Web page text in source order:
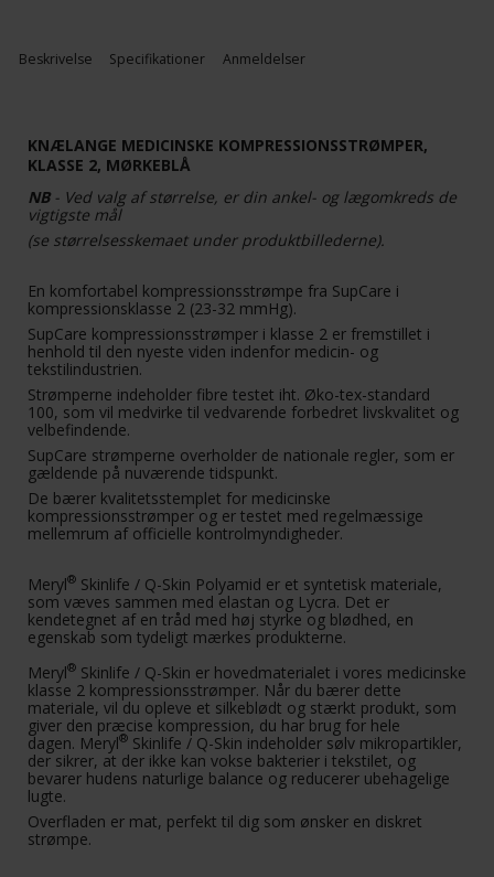
Beskrivelse Specifikationer Anmeldelser
KNÆLANGE MEDICINSKE KOMPRESSIONSSTRØMPER,
KLASSE 2, MØRKEBLÅ
NB- Ved valg af størrelse, er din ankel- og lægomkreds de
vigtigste mål
(se størrelsesskemaet under produktbillederne).
En komfortabel kompressionsstrømpe fra SupCare i
kompressionsklasse 2 (23-32 mmHg).
SupCare kompressionsstrømper i klasse 2 er fremstillet i
henhold til den nyeste viden indenfor medicin- og
tekstilindustrien.
Strømperne indeholder fibre testet iht. Øko-tex-standard
100, som vil medvirke til vedvarende forbedret livskvalitet og
velbefindende.
SupCare strømperne overholder de nationale regler, som er
gældende på nuværende tidspunkt.
De bærer kvalitetsstemplet for medicinske
kompressionsstrømper og er testet med regelmæssige
mellemrum af officielle kontrolmyndigheder.
Meryl® Skinlife / Q-Skin Polyamid er et syntetisk materiale,
som væves sammen med elastan og Lycra. Det er
kendetegnet af en tråd med høj styrke og blødhed, en
egenskab som tydeligt mærkes produkterne.
Meryl® Skinlife / Q-Skin er hovedmaterialet i vores medicinske
klasse 2 kompressionsstrømper. Når du bærer dette
materiale, vil du opleve et silkeblødt og stærkt produkt, som
giver den præcise kompression, du har brug for hele
dagen. Meryl® Skinlife / Q-Skin indeholder sølv mikropartikler,
der sikrer, at der ikke kan vokse bakterier i tekstilet, og
bevarer hudens naturlige balance og reducerer ubehagelige
lugte.
Overfladen er mat, perfekt til dig som ønsker en diskret
strømpe.